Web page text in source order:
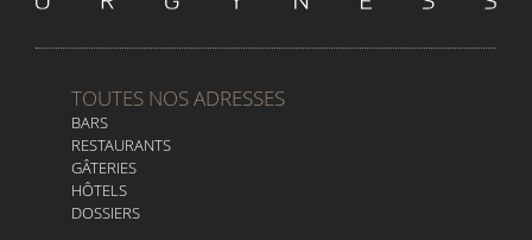
TOUTES NOS ADRESSES
BARS
RESTAURANTS
GÂTERIES
HÔTELS
DOSSIERS